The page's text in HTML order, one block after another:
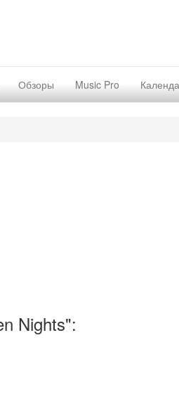
Обзоры Music Pro
Nights":